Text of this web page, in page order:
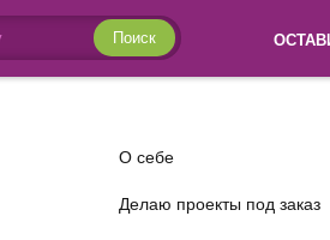
Поиск
О себе
Делаю проекты под заказ